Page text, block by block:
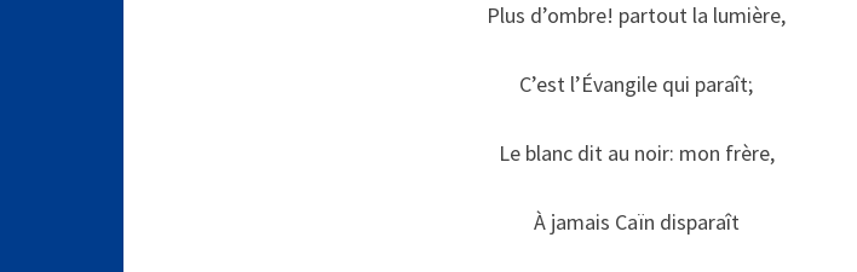
Plus d’ombre! partout la lumière,
C’est l’Évangile qui paraît;
Le blanc dit au noir: mon frère,
À jamais Caïn disparaît